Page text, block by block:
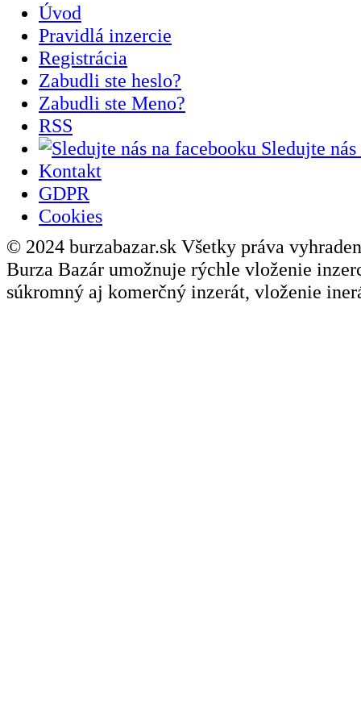
Úvod
Pravidlá inzercie
Registrácia
Zabudli ste heslo?
Zabudli ste Meno?
RSS
Sledujte
Kontakt
GDPR
Cookies
© 2024 burzabazar.sk Všetky práva
Burza Bazár umožnuje rýchle vloženie
súkromný aj komerčný inzerát, vloženie